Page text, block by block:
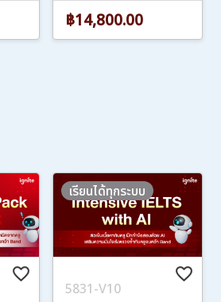
฿14,800.00
favorite_border favorite_border
5831-V10
เรียนได้ทุกระบบ